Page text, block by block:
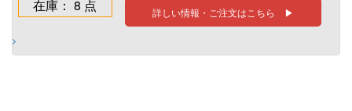
在庫： 8 点 詳しい情報・ご注文はこちら ▶